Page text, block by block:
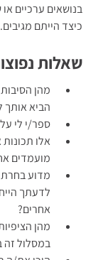
בנושאים ערכיים
כיצד הייתם מגיבים.
שאלות
מהן
הביא אותך
ספר/י לי
אלו
מועמדים
לדעתך
אחרים?
מהן
במסלול זה